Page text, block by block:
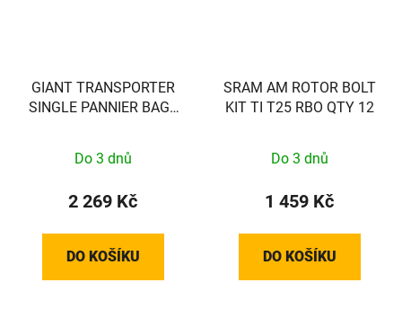
GIANT TRANSPORTER
SINGLE PANNIER BAG -
Do 3 dnů
2 269 Kč
DO KOŠÍKU
SRAM AM ROTOR BOLT
KIT TI T25 RBO QTY 12
Do 3 dnů
1 459 Kč
DO KOŠÍKU